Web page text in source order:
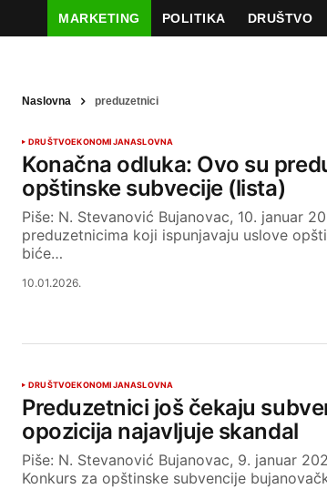
MARKETING POLITIKA DRUŠTVO
Naslovna preduzetnici
DRUŠTVOEKONOMIJANASLOVNA
Konačna odluka: Ovo su
opštinske subvecije (lista)
Piše: N. Stevanović Bujanovac, 10. januar
preduzetnicima koji ispunjavaju uslove
biće…
10.01.2026.
DRUŠTVOEKONOMIJANASLOVNA
Preduzetnici još čekaju
opozicija najavljuje skandal
Piše: N. Stevanović Bujanovac, 9. januar
Konkurs za opštinske subvencije